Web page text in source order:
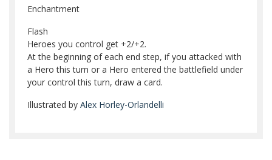
Enchantment
Flash
Heroes you control get +2/+2.
At the beginning of each end step, if you attacked with
a Hero this turn or a Hero entered the battlefield under
your control this turn, draw a card.
Illustrated by Alex Horley-Orlandelli